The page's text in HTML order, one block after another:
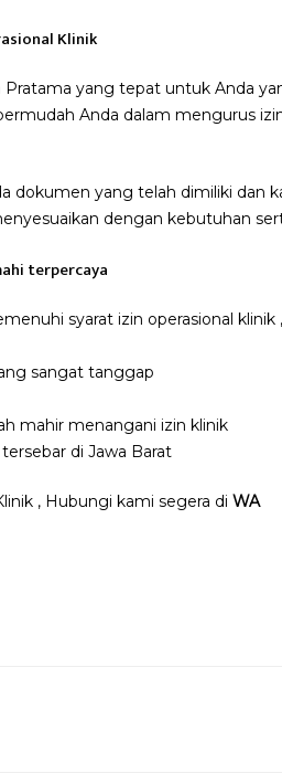
Klinik
Pratama yang tepat untuk Anda
Anda dalam mengurus
dokumen yang telah dimiliki dan
dengan kebutuhan
terpercaya
syarat izin operasional
sangat tanggap
mahir menangani izin klinik
di Jawa Barat
, Hubungi kami segera di WA